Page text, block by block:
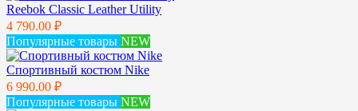
Reebok Classic Leather Utility
4 790.00 ₽
Популярные товары NEW
Спортивный костюм Nike
6 990.00 ₽
Популярные товары NEW